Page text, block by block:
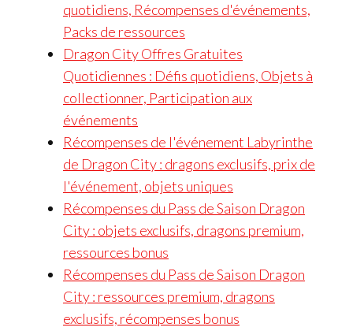
quotidiens, Récompenses d'événements,
Packs de ressources
Dragon City Offres Gratuites
Quotidiennes : Défis quotidiens, Objets à
collectionner, Participation aux
événements
Récompenses de l'événement Labyrinthe
de Dragon City : dragons exclusifs, prix de
l'événement, objets uniques
Récompenses du Pass de Saison Dragon
City : objets exclusifs, dragons premium,
ressources bonus
Récompenses du Pass de Saison Dragon
City : ressources premium, dragons
exclusifs, récompenses bonus